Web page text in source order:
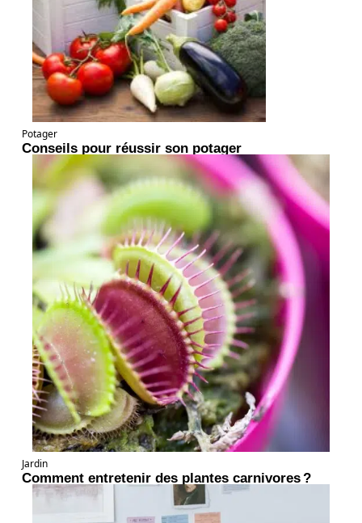
Potager
Conseils pour réussir son potager
Jardin
Comment entretenir des plantes carnivores ?